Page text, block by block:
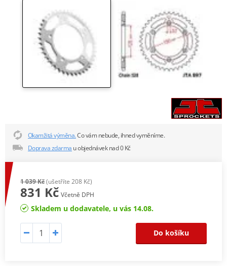
Okamžitá výměna.Co vám nebude, ihned vyměníme.
Doprava zdarma u objednávek nad 0 Kč
1 039 Kč(ušetříte 208 Kč)
831 Kč Včetně DPH
Skladem u dodavatele, u vás 14.08.
Do košíku